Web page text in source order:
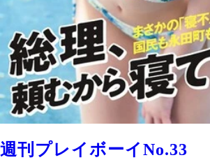
週刊プレイボーイNo.33